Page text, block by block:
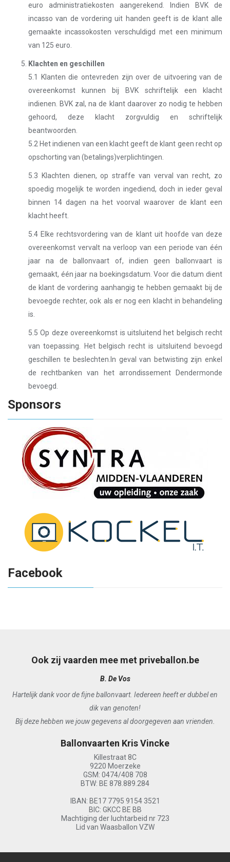
euro administratiekosten aangerekend. Indien BVK de
incasso van de vordering uit handen geeft is de klant alle
gemaakte incassokosten verschuldigd met een minimum
van 125 euro.
Klachten en geschillen
5.1 Klanten die ontevreden zijn over de uitvoering van de
overeenkomst kunnen bij BVK schriftelijk een klacht
indienen. BVK zal, na de klant daarover zo nodig te hebben
gehoord, deze klacht zorgvuldig en schriftelijk
beantwoorden.
5.2 Het indienen van een klacht geeft de klant geen recht op
opschorting van (betalings)verplichtingen.
5.3 Klachten dienen, op straffe van verval van recht, zo
spoedig mogelijk te worden ingediend, doch in ieder geval
binnen 14 dagen na het voorval waarover de klant een
klacht heeft.
5.4 Elke rechtsvordering van de klant uit hoofde van deze
overeenkomst vervalt na verloop van een periode van één
jaar na de ballonvaart of, indien geen ballonvaart is
gemaakt, één jaar na boekingsdatum. Voor die datum dient
de klant de vordering aanhangig te hebben gemaakt bij de
bevoegde rechter, ook als er nog een klacht in behandeling
is.
5.5 Op deze overeenkomst is uitsluitend het belgisch recht
van toepassing. Het belgisch recht is uitsluitend bevoegd
geschillen te beslechten.In geval van betwisting zijn enkel
de rechtbanken van het arrondissement Dendermonde
bevoegd.
Sponsors
Facebook
Ook zij vaarden mee met priveballon.be
er dubbel en
aan vrienden.
Graag willen we U nog eens bedanken voor de leuke,
onvergetelijke ballonvaart.
Samen met mijn vrouw hebben we genoten van een
Ballonvaarten Kris Vincke
Killestraat 8C
9220 Moerzeke
GSM: 0474/408 708
BTW: BE 878.889.284
IBAN: BE17 7795 9154 3521
BIC: GKCC BE BB
Machtiging der luchtarbeid nr 723
Lid van Waasballon VZW